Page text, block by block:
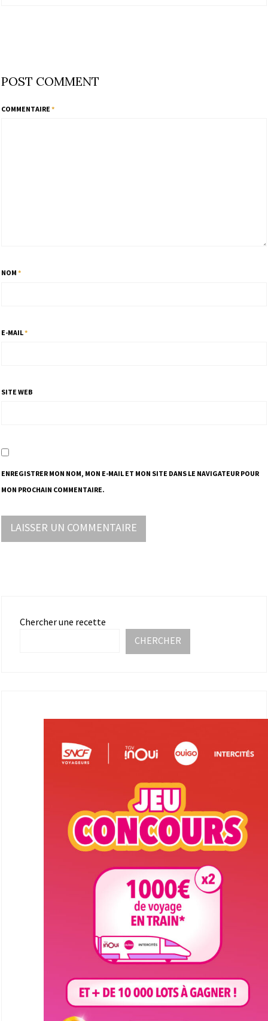
POST COMMENT
COMMENTAIRE *
NOM *
E-MAIL*
SITE WEB
ENREGISTRER MON NOM, MON E-MAIL ET MON SITE DANS LE NAVIGATEUR POUR
MON PROCHAIN COMMENTAIRE.
Chercher une recette
CHERCHER